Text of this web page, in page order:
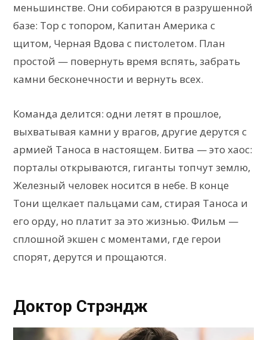
меньшинстве. Они собираются в разрушенной
базе: Тор с топором, Капитан Америка с
щитом, Черная Вдова с пистолетом. План
простой — повернуть время вспять, забрать
камни бесконечности и вернуть всех.
Команда делится: одни летят в прошлое,
выхватывая камни у врагов, другие дерутся с
армией Таноса в настоящем. Битва — это хаос:
порталы открываются, гиганты топчут землю,
Железный человек носится в небе. В конце
Тони щелкает пальцами сам, стирая Таноса и
его орду, но платит за это жизнью. Фильм —
сплошной экшен с моментами, где герои
спорят, дерутся и прощаются.
Доктор Стрэндж